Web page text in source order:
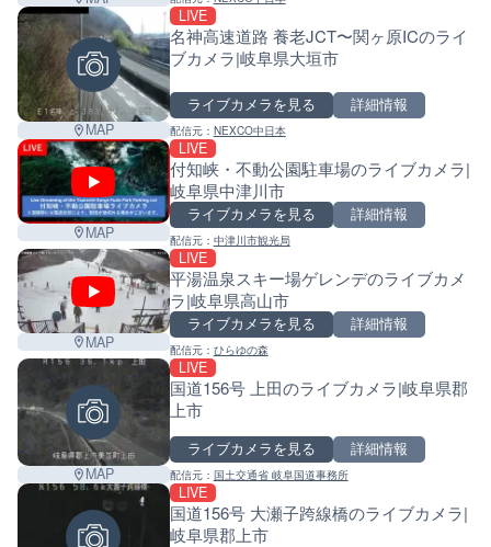
MAP
LIVE
名神高速道路 養老JCT〜関ヶ原ICのライ
ブカメラ|岐阜県大垣市
ライブカメラを見る 詳細情報
配信元： NEXCO中日本
MAP
LIVE
付知峡・不動公園駐車場のライブカメラ|
岐阜県中津川市
ライブカメラを見る 詳細情報
配信元： 中津川市観光局
MAP
LIVE
平湯温泉スキー場ゲレンデのライブカメ
ラ|岐阜県高山市
ライブカメラを見る 詳細情報
配信元： ひらゆの森
MAP
LIVE
国道156号 上田のライブカメラ|岐阜県郡
上市
ライブカメラを見る 詳細情報
配信元： 国土交通省 岐阜国道事務所
LIVE
国道156号 大瀬子跨線橋のライブカメラ|
岐阜県郡上市